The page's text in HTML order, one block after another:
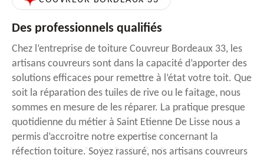
Des professionnels qualifiés
Chez l’entreprise de toiture Couvreur Bordeaux 33, les
artisans couvreurs sont dans la capacité d’apporter des
solutions efficaces pour remettre à l’état votre toit. Que
soit la réparation des tuiles de rive ou le faitage, nous
sommes en mesure de les réparer. La pratique presque
quotidienne du métier à Saint Etienne De Lisse nous a
permis d’accroitre notre expertise concernant la
réfection toiture. Soyez rassuré, nos artisans couvreurs